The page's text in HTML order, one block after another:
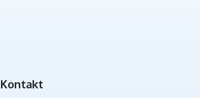
Kontakt